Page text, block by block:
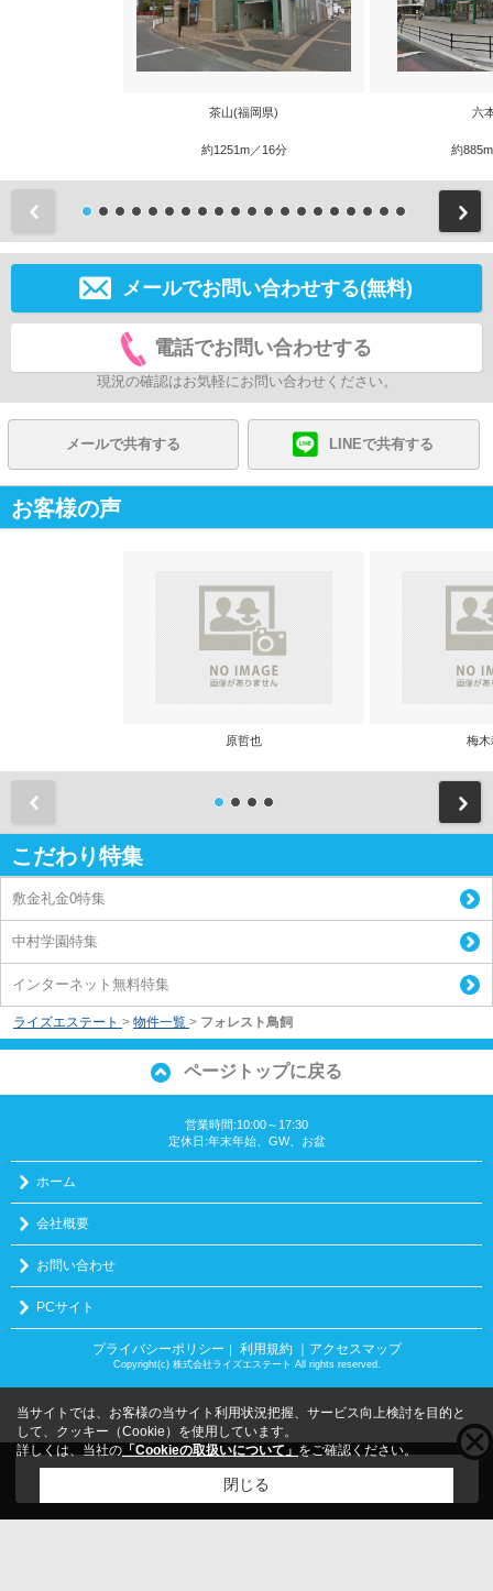
茶山(福岡県)
約1251m／16分
六
約
メールでお問い合わせする(無料)
電話でお問い合わせする
現況の確認はお気軽にお問い合わせください。
メールで共有する LINEで共有する
お客様の声
原哲也 梅木
こだわり特集
敷金礼金0特集
中村学園特集
インターネット無料特集
ライズエステート > 物件一覧 > フォレスト鳥飼
ページトップに戻る
営業時間:10:00～17:30
定休日:年末年始、GW、お盆
ホーム
会社概要
お問い合わせ
PCサイト
プライバシーポリシー 利用規約 ｜アクセスマップ
Copyright(c) 株式会社ライズエステート All rights reserved.
こちらの物件をご覧の方にお勧めな物件
当サイトでは、お客様の当サイト利用状況把握、サービス向上検討を目的と
して、クッキー（Cookie）を使用しています。
詳しくは、当社の 「Cookieの取扱いについて」 をご確認ください。
閉じる